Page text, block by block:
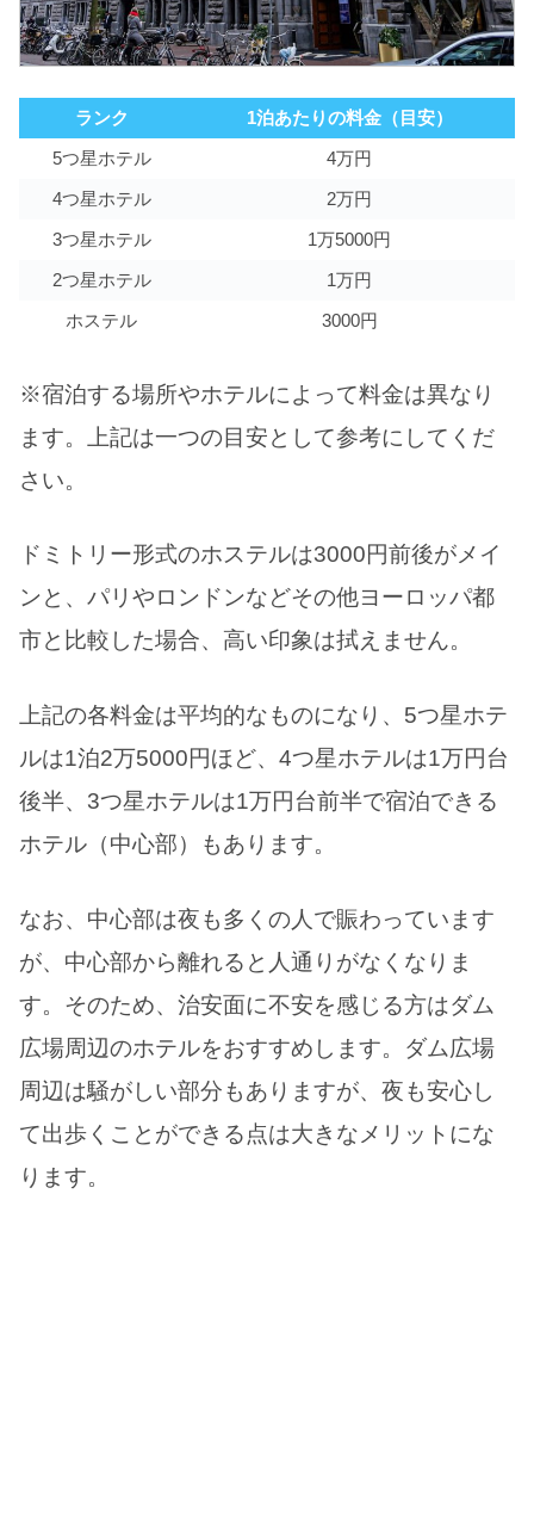
ランク
1泊あたりの料金（目安）
5つ星ホテル
4万円
4つ星ホテル
2万円
3つ星ホテル
1万5000円
2つ星ホテル
1万円
ホステル
3000円
※宿泊する場所やホテルによって料金は異なり
ます。上記は一つの目安として参考にしてくだ
さい。
ドミトリー形式のホステルは3000円前後がメイ
ンと、パリやロンドンなどその他ヨーロッパ都
市と比較した場合、高い印象は拭えません。
上記の各料金は平均的なものになり、5つ星ホテ
ルは1泊2万5000円ほど、4つ星ホテルは1万円台
後半、3つ星ホテルは1万円台前半で宿泊できる
ホテル（中心部）もあります。
なお、中心部は夜も多くの人で賑わっています
が、中心部から離れると人通りがなくなりま
す。そのため、治安面に不安を感じる方はダム
広場周辺のホテルをおすすめします。ダム広場
周辺は騒がしい部分もありますが、夜も安心し
て出歩くことができる点は大きなメリットにな
ります。